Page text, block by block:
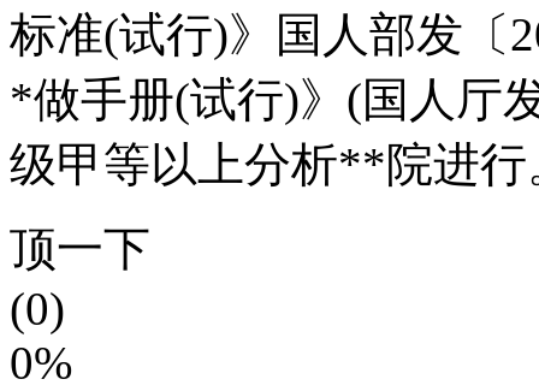
标准(试行)》国人部发〔
*做手册(试行)》(国人厅
级甲等以上分析**院进
顶一下
(0)
0%